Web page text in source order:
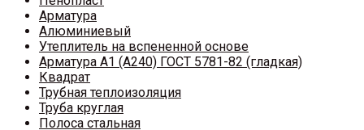
Арматура
Алюминиевый
Утеплитель на вспененной основе
Арматура A1 (A240) ГОСТ 5781-82 (гладкая)
Квадрат
Трубная теплоизоляция
Труба круглая
Полоса стальная